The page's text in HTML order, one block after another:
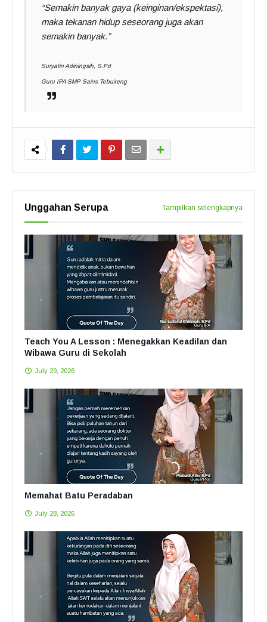
“Semakin banyak gaya (keinginan/ekspektasi),
maka tekanan hidup seseorang juga akan
semakin banyak.”
Suryatin Adiningsih, S.Pd
Guru IPA SMP Sains Tebuireng
Unggahan Serupa Tampilkan selengkapnya
Teach You A Lesson : Menegakkan Keadilan dan
Wibawa Guru di Sekolah
July 29, 2026
Memahat Batu Peradaban
July 28, 2026